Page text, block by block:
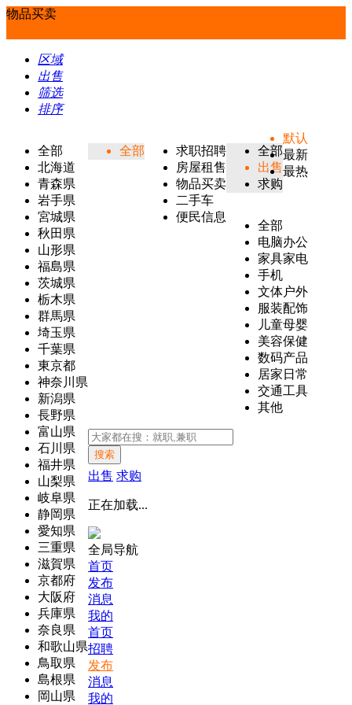
物品买卖
区域
出售
筛选
排序
全部
北海道
青森県
岩手県
宮城県
秋田県
山形県
福島県
茨城県
栃木県
群馬県
埼玉県
千葉県
東京都
神奈川県
新潟県
長野県
富山県
石川県
福井県
山梨県
岐阜県
静岡県
愛知県
三重県
滋賀県
京都府
大阪府
兵庫県
奈良県
和歌山県
鳥取県
島根県
岡山県
全部
求职招聘
房屋租售
物品买卖
二手车
便民信息
全部
出售
求购
全部
电脑办公
家具家电
手机
文体户外
服装配饰
儿童母婴
美容保健
数码产品
居家日常
交通工具
其他
默认
最新
最热
搜索
出售 求购
正在加载...
全局导航
首页
发布
消息
我的
首页
招聘
发布
消息
我的